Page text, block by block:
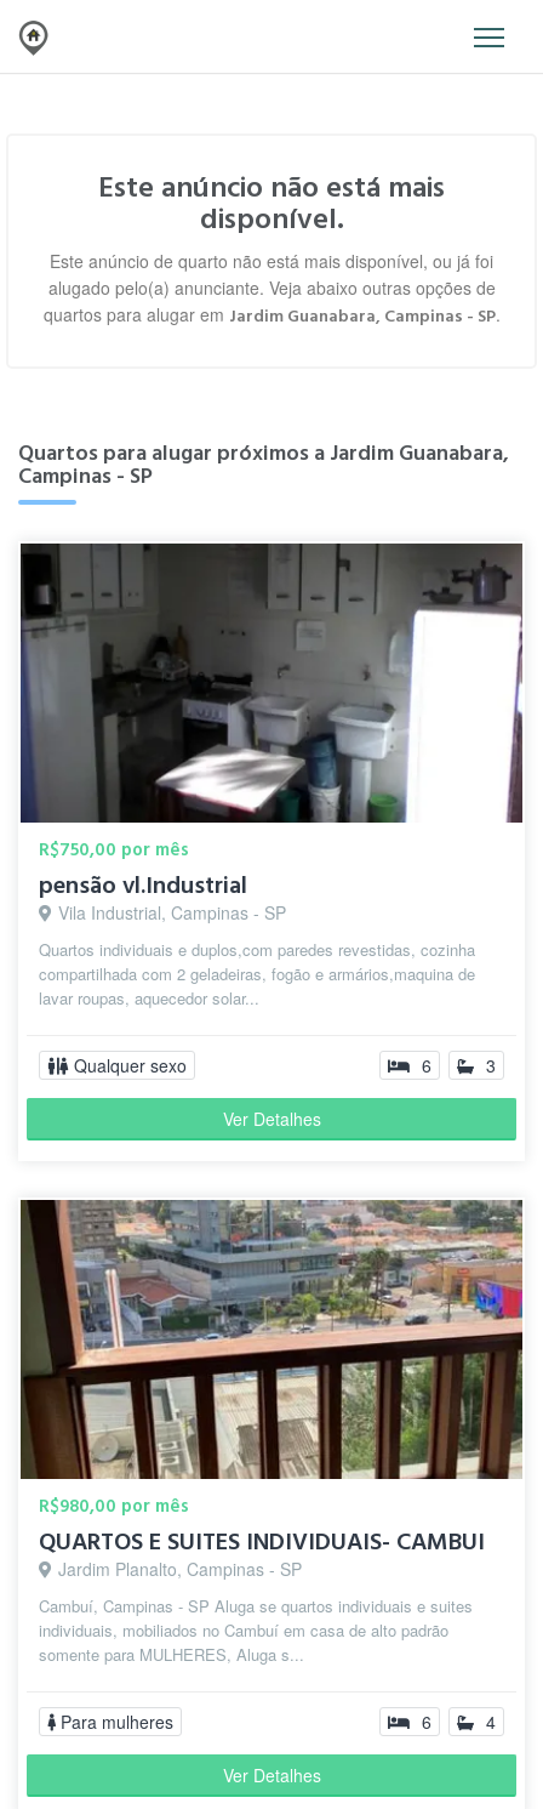
Este anúncio não está mais
disponível.
Este anúncio de quarto não está mais disponível, ou já foi
alugado pelo(a) anunciante. Veja abaixo outras opções de
quartos para alugar em Jardim Guanabara, Campinas - SP.
Quartos para alugar próximos a Jardim Guanabara,
Campinas - SP
R$750,00 por mês
pensão vl.Industrial
Vila Industrial, Campinas - SP
Quartos individuais e duplos,com paredes revestidas, cozinha
compartilhada com 2 geladeiras, fogão e armários,maquina de
lavar roupas, aquecedor solar...
Qualquer sexo 6 3
Ver Detalhes
R$980,00 por mês
QUARTOS E SUITES INDIVIDUAIS- CAMBUI
Jardim Planalto, Campinas - SP
Cambuí, Campinas - SP Aluga se quartos individuais e suites
individuais, mobiliados no Cambuí em casa de alto padrão
somente para MULHERES, Aluga s...
Para mulheres 6 4
Ver Detalhes